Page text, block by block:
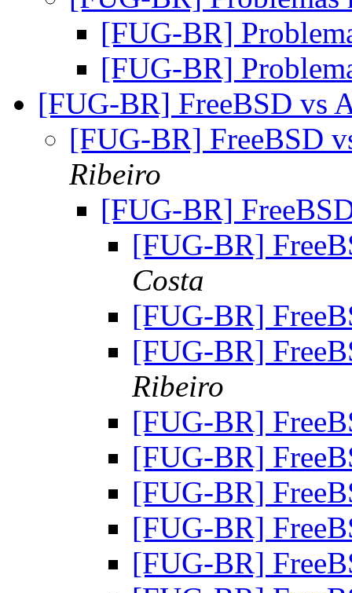
[FUG-BR]
[FUG-BR]
[FUG-BR] FreeBSD vs
[FUG-BR] FreeBSD
Ribeiro
[FUG-BR]
[FUG-BR]
Costa
[FUG-BR]
[FUG-BR]
Ribeiro
[FUG-BR]
[FUG-BR]
[FUG-BR]
[FUG-BR]
[FUG-BR]